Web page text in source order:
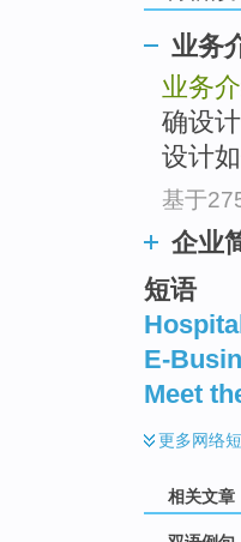
业务
业务
确设
设计
基于
企业
短语
E-
Meet
更多网络
相关文章